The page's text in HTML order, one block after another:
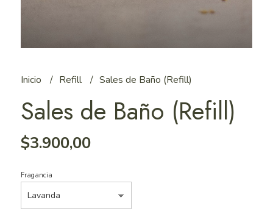
Inicio Refill Sales de Baño (Refill)
Sales de Baño (Refill)
$3.900,00
Fragancia